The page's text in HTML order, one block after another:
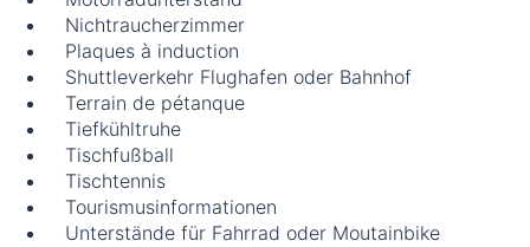
Nichtraucherzimmer
Plaques à induction
Shuttleverkehr Flughafen oder Bahnhof
Terrain de pétanque
Tiefkühltruhe
Tischfußball
Tischtennis
Tourismusinformationen
Unterstände für Fahrrad oder Moutainbike